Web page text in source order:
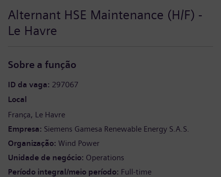
Alternant HSE Maintenance (H/F) -
Le Havre
Sobre a função
ID da vaga 297067
Local
França Le Havre
Empresa Siemens Gamesa Renewable Energy S.A.S.
Organização Wind Power
Unidade de negócio Operations
Período integral/meio período Full-time